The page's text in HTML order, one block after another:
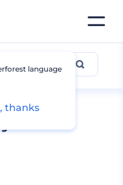
language
thanks